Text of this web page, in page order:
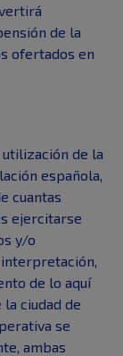
de la
ofertados en
de la
española,
cuantas
ejercitarse
y/o
de lo aquí
ciudad de
se
ambas